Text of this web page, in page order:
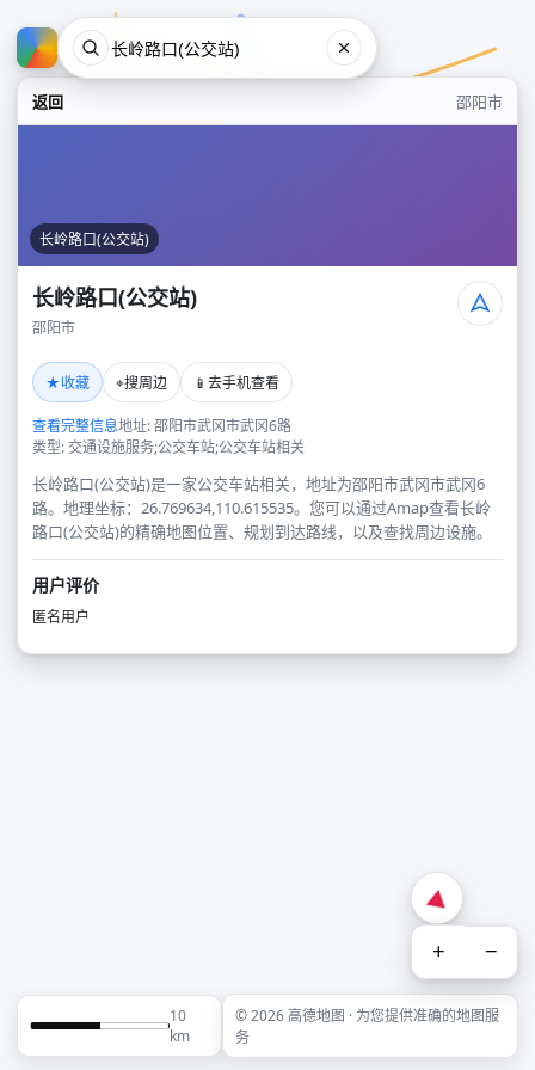
返回 邵阳市
长岭路口(公交站)
长岭路口(公交站)
邵阳市
★收藏 ⌖搜周边 📱 去手机查看
查看完整信息地址: 邵阳市武冈市武冈6路
类型: 交通设施服务;公交车站;公交车站相关
长岭路口(公交站)是一家公交车站相关，地址为邵阳市武冈市武冈6
路。地理坐标：26.769634,110.615535。您可以通过Amap查看长岭
路口(公交站)的精确地图位置、规划到达路线，以及查找周边设施。
用户评价
匿名用户
+ −
10
km
© 2026 高德地图 · 为您提供准确的地图服
务